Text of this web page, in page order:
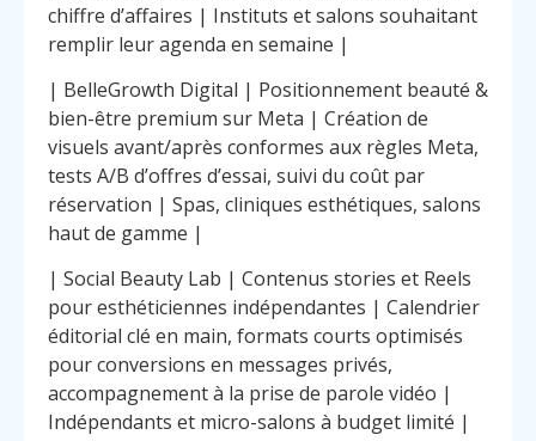
chiffre d’affaires | Instituts et salons souhaitant
remplir leur agenda en semaine |
| BelleGrowth Digital | Positionnement beauté &
bien-être premium sur Meta | Création de
visuels avant/après conformes aux règles Meta,
tests A/B d’offres d’essai, suivi du coût par
réservation | Spas, cliniques esthétiques, salons
haut de gamme |
| Social Beauty Lab | Contenus stories et Reels
pour esthéticiennes indépendantes | Calendrier
éditorial clé en main, formats courts optimisés
pour conversions en messages privés,
accompagnement à la prise de parole vidéo |
Indépendants et micro-salons à budget limité |